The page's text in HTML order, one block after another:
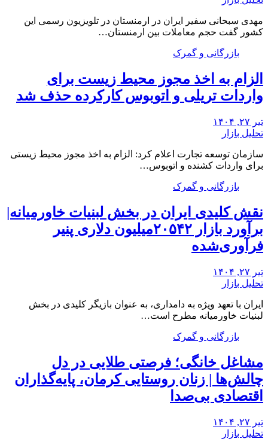
مهدی سبحانی سفیر ایران در ارمنستان در تلویزیون رسمی این
کشور گفت حجم معاملات بین ارمنستان…
بازرگانی و گمرک
الزام به اخذ مجوز محیط زیست برای
واردات تریلی و اتوبوس کارکرده حذف شد
تیر ۲۷, ۱۴۰۴
تحلیل بازار
سازمان توسعه تجارت اعلام کرد: الزام به اخذ مجوز محیط زیستی
برای واردات کشنده و اتوبوس…
بازرگانی و گمرک
نقش کلیدی ایران در بخش لبنیات خاورمیانه|
برآورد بازار ۲۰۵۴۲میلیون دلاری پنیر
فرآوری‌شده
تیر ۲۷, ۱۴۰۴
تحلیل بازار
ایران با تعهد ویژه به دامداری، به عنوان بازیگر کلیدی در بخش
لبنیات خاورمیانه مطرح است…
بازرگانی و گمرک
مشاغل خانگی؛ فرصتی طلایی در دل
چالش‌ها | زنان روستایی کرمان، پایه‌گذاران
اقتصادی بی‌صدا
تیر ۲۷, ۱۴۰۴
تحلیل بازار